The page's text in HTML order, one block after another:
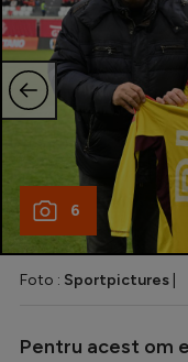
6
Foto : Sportpictures
Pentru acest om